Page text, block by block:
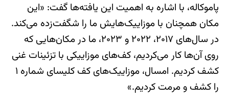
پاموکاله، با اشاره به اهمیت این یافته‌ها گفت: «این
مکان همچنان با موزاییک‌هایش ما را شگفت‌زده می‌کند.
در سال‌های ۲۰۱۷، ۲۰۲۲ و ۲۰۲۳، ما در مکان‌هایی که
روی آن‌ها کار می‌کردیم، کف‌های موزاییکی با تزئینات غنی
کشف کردیم. امسال، موزاییک‌های کف کلیسای شماره ۱
را کشف و مرمت کردیم.»